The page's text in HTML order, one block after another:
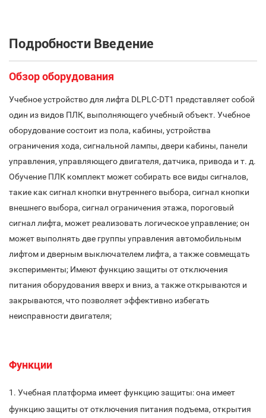
Подробности Введение
Обзор оборудования
Учебное устройство для лифта DLPLC-DT1 представляет собой
один из видов ПЛК, выполняющего учебный объект. Учебное
оборудование состоит из пола, кабины, устройства
ограничения хода, сигнальной лампы, двери кабины, панели
управления, управляющего двигателя, датчика, привода и т. д.
Обучение ПЛК комплект может собирать все виды сигналов,
такие как сигнал кнопки внутреннего выбора, сигнал кнопки
внешнего выбора, сигнал ограничения этажа, пороговый
сигнал лифта, может реализовать логическое управление; он
может выполнять две группы управления автомобильным
лифтом и дверным выключателем лифта, а также совмещать
эксперименты; Имеют функцию защиты от отключения
питания оборудования вверх и вниз, а также открываются и
закрываются, что позволяет эффективно избегать
неисправности двигателя;
Функции
1. Учебная платформа имеет функцию защиты: она имеет
функцию защиты от отключения питания подъема, открытия